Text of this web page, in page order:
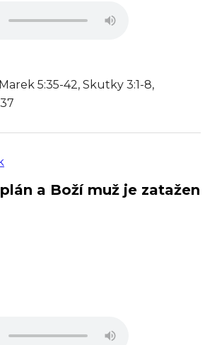
5:35-42, Skutky 3:1-8,
a Boží muž je zatažen